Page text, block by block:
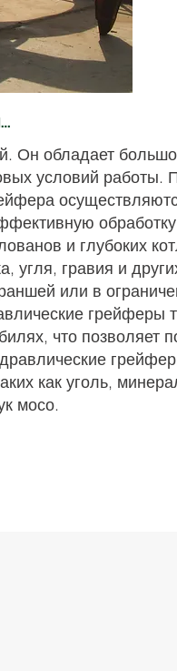
апельсиновой
Он обладает
условий работы.
и глубоких
угля, гравия и
или в
грейферы
что позволяет
как уголь,
мосо.